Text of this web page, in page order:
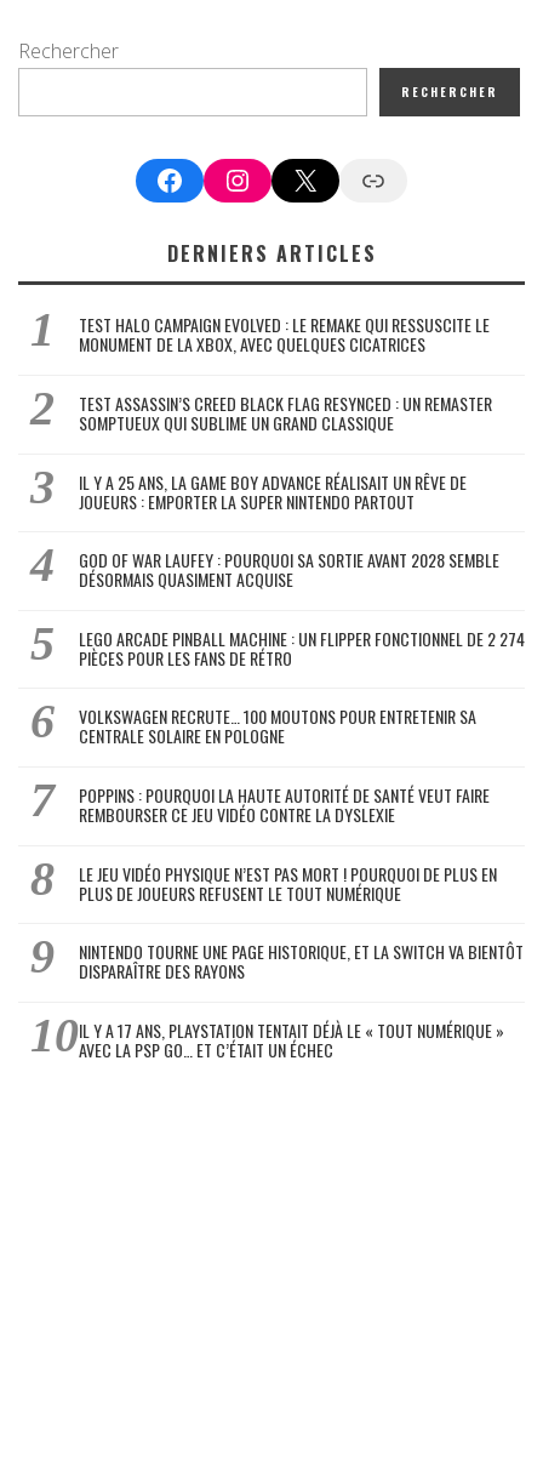
Rechercher
RECHERCHER
FacebookInstagram
X Google News
DERNIERS ARTICLES
TEST HALO CAMPAIGN EVOLVED : LE REMAKE QUI RESSUSCITE LE
MONUMENT DE LA XBOX, AVEC QUELQUES CICATRICES
TEST ASSASSIN’S CREED BLACK FLAG RESYNCED : UN REMASTER
SOMPTUEUX QUI SUBLIME UN GRAND CLASSIQUE
IL Y A 25 ANS, LA GAME BOY ADVANCE RÉALISAIT UN RÊVE DE
JOUEURS : EMPORTER LA SUPER NINTENDO PARTOUT
GOD OF WAR LAUFEY : POURQUOI SA SORTIE AVANT 2028 SEMBLE
DÉSORMAIS QUASIMENT ACQUISE
LEGO ARCADE PINBALL MACHINE : UN FLIPPER FONCTIONNEL DE 2 274
PIÈCES POUR LES FANS DE RÉTRO
VOLKSWAGEN RECRUTE… 100 MOUTONS POUR ENTRETENIR SA
CENTRALE SOLAIRE EN POLOGNE
POPPINS : POURQUOI LA HAUTE AUTORITÉ DE SANTÉ VEUT FAIRE
REMBOURSER CE JEU VIDÉO CONTRE LA DYSLEXIE
LE JEU VIDÉO PHYSIQUE N’EST PAS MORT ! POURQUOI DE PLUS EN
PLUS DE JOUEURS REFUSENT LE TOUT NUMÉRIQUE
NINTENDO TOURNE UNE PAGE HISTORIQUE, ET LA SWITCH VA BIENTÔT
DISPARAÎTRE DES RAYONS
IL Y A 17 ANS, PLAYSTATION TENTAIT DÉJÀ LE « TOUT NUMÉRIQUE »
AVEC LA PSP GO… ET C’ÉTAIT UN ÉCHEC